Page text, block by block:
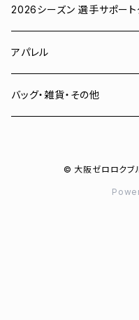
ユニフォーム
Tシャツ
スウェット
2026シーズン 選手サポート
# 00 蓮
# 0 岡田竜汰
アパレル
スウェット・パーカー
バッグ・雑貨・その他
© 大阪ゼロロクブ